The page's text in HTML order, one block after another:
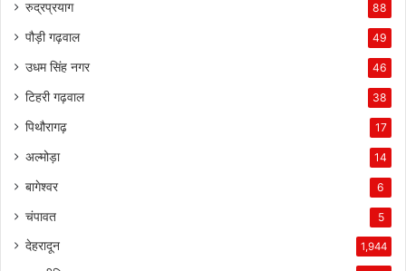
रुद्रप्रयाग 88
पौड़ी गढ़वाल 49
उधम सिंह नगर 46
टिहरी गढ़वाल 38
पिथौरागढ़ 17
अल्मोड़ा 14
बागेश्वर 6
चंपावत 5
देहरादून 1,944